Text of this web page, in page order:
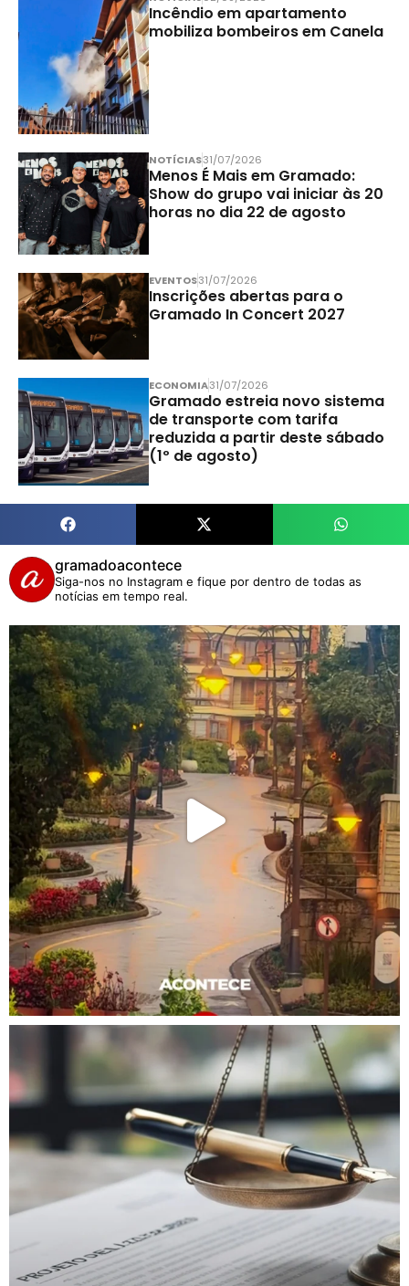
Incêndio em apartamento
mobiliza bombeiros em Canela
NOTÍCIAS31/07/2026
Menos É Mais em Gramado:
Show do grupo vai iniciar às 20
horas no dia 22 de agosto
EVENTOS31/07/2026
Inscrições abertas para o
Gramado In Concert 2027
ECONOMIA31/07/2026
Gramado estreia novo sistema
de transporte com tarifa
reduzida a partir deste sábado
(1º de agosto)
gramadoacontece
Siga-nos no Instagram e fique por dentro de todas as
notícias em tempo real.